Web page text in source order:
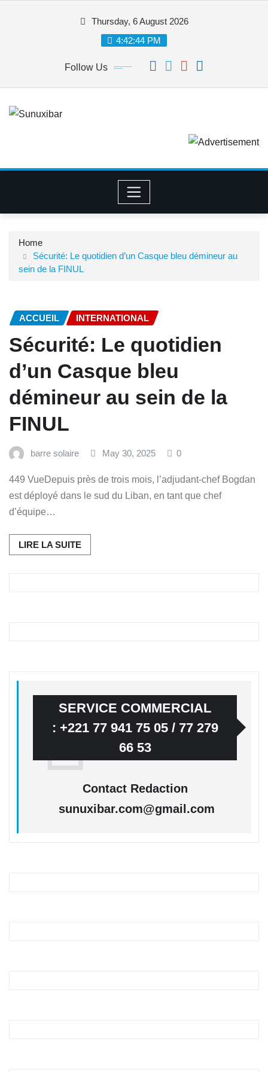
Thursday, 6 August 2026
4:42:45 PM
Follow Us
Home
Sécurité: Le quotidien d’un Casque bleu démineur au
sein de la FINUL
ACCUEIL INTERNATIONAL
Sécurité: Le quotidien
d’un Casque bleu
démineur au sein de la
FINUL
barre solaire May 30, 2025 0
449 VueDepuis près de trois mois, l’adjudant-chef Bogdan
est déployé dans le sud du Liban, en tant que chef
d’équipe…
LIRE LA SUITE
SERVICE COMMERCIAL
: +221 77 941 75 05 / 77 279
66 53
Contact Redaction
sunuxibar.com@gmail.com